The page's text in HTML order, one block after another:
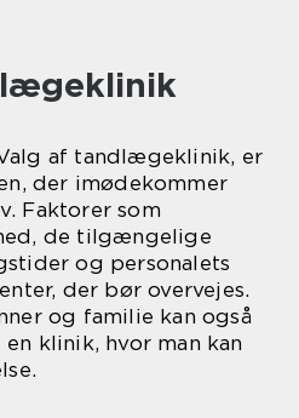
af tandlægeklinik, er
der imødekommer
Faktorer som
de tilgængelige
og personalets
der bør overvejes.
og familie kan også
klinik, hvor man kan